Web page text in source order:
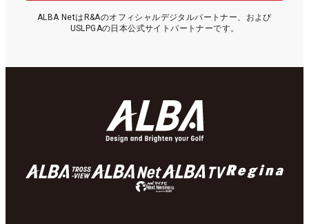
ALBA NetはR&Aのオフィシャルデジタルパートナー、および
USLPGAの日本公式サイトパートナーです。